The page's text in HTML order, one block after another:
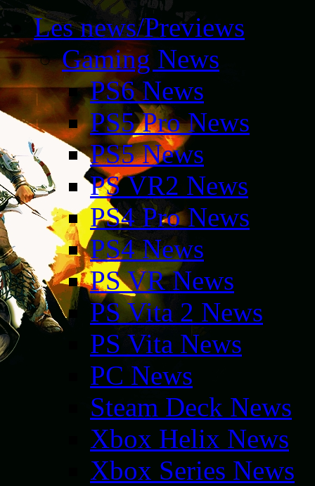
Les news/Previews
Gaming News
PS6 News
PS5 Pro News
PS5 News
PS VR2 News
PS4 Pro News
PS4 News
PS VR News
PS Vita 2 News
PS Vita News
PC News
Steam Deck News
Xbox Helix News
Xbox Series News